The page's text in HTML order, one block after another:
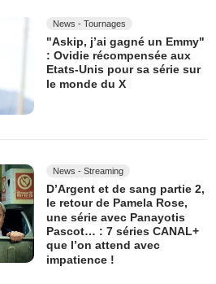
News - Tournages
"Askip, j’ai gagné un Emmy"
: Ovidie récompensée aux
Etats-Unis pour sa série sur
le monde du X
News - Streaming
D’Argent et de sang partie 2,
le retour de Pamela Rose,
une série avec Panayotis
Pascot… : 7 séries CANAL+
que l’on attend avec
impatience !